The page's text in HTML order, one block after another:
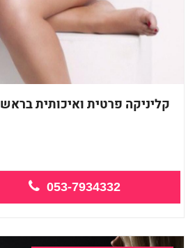
קליניקה פרטית ואיכותית בראש
053-7934332